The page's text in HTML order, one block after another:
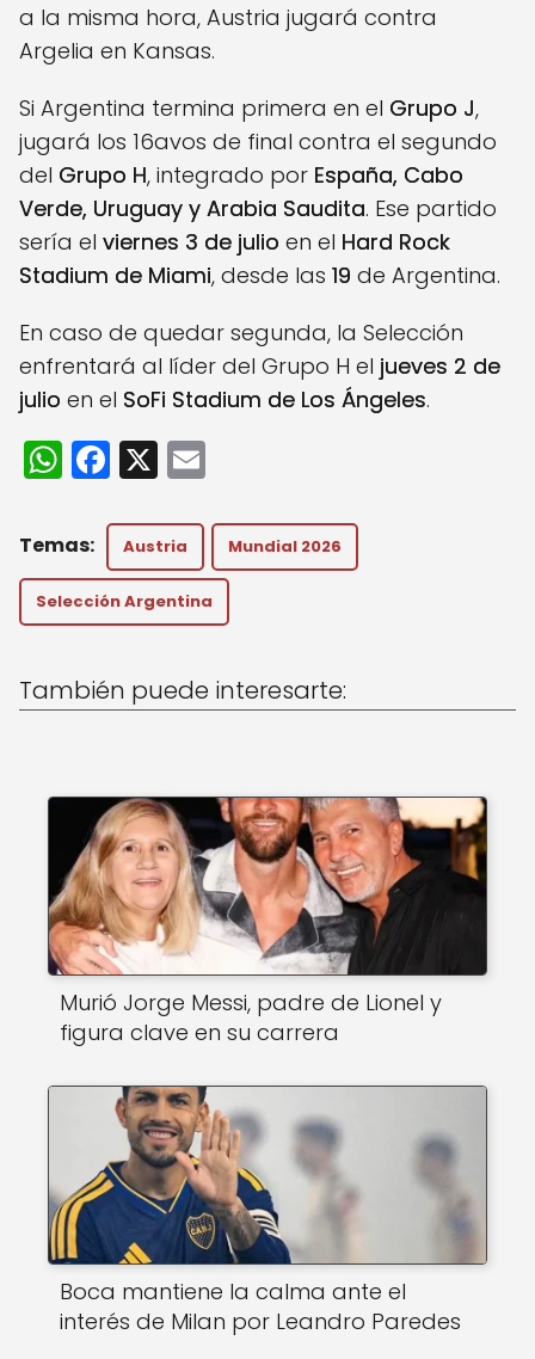
a la misma hora, Austria jugará contra
Argelia en Kansas.
Si Argentina termina primera en el Grupo J,
jugará los 16avos de final contra el segundo
del Grupo H, integrado por España, Cabo
Verde, Uruguay y Arabia Saudita. Ese partido
sería el viernes 3 de julio en el Hard Rock
Stadium de Miami, desde las 19 de Argentina.
En caso de quedar segunda, la Selección
enfrentará al líder del Grupo H el jueves 2 de
julio en el SoFi Stadium de Los Ángeles.
W
h
a
ts
A
p
F
a
c
e
b
o
k
X
ai
l
Austria Mundial 2026
Selección Argentina
También puede interesarte:
Murió Jorge Messi, padre de Lionel y
figura clave en su carrera
Boca mantiene la calma ante el
interés de Milan por Leandro Paredes